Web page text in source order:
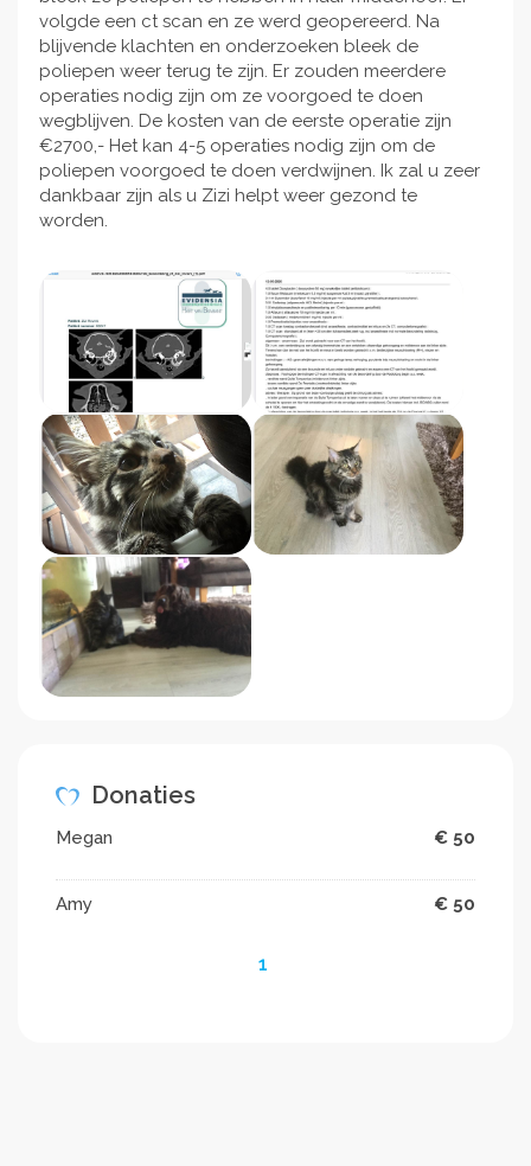
volgde een ct scan en ze werd geopereerd. Na
blijvende klachten en onderzoeken bleek de
poliepen weer terug te zijn. Er zouden meerdere
operaties nodig zijn om ze voorgoed te doen
wegblijven. De kosten van de eerste operatie zijn
€2700,- Het kan 4-5 operaties nodig zijn om de
poliepen voorgoed te doen verdwijnen. Ik zal u zeer
dankbaar zijn als u Zizi helpt weer gezond te
worden.
Donaties
Megan € 50
Amy € 50
1